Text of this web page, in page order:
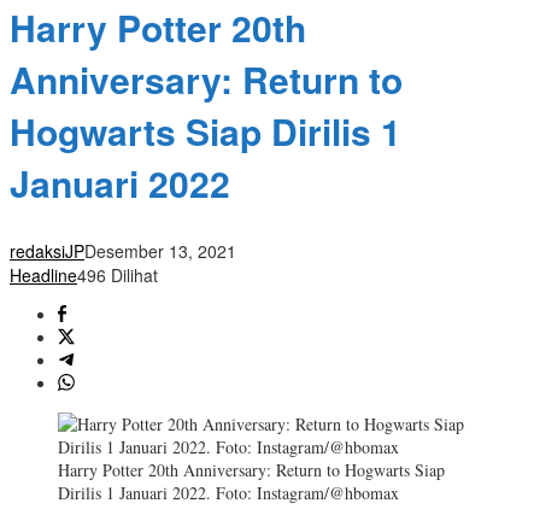
Harry Potter 20th
Anniversary: Return to
Hogwarts Siap Dirilis 1
Januari 2022
redaksiJPDesember 13, 2021
Headline496 Dilihat
Harry Potter 20th Anniversary: Return to Hogwarts Siap
Dirilis 1 Januari 2022. Foto: Instagram/@hbomax